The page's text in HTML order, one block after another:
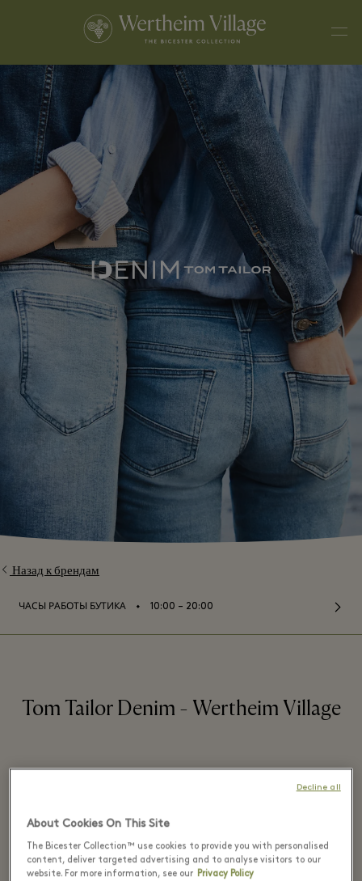
Назад к брендам
ЧАСЫ РАБОТЫ БУТИКА ⬩ 10:00 – 20:00
Tom Tailor Denim - Wertheim Village
РАЗВЕРНУТЬ
About Cookies On This Site
The Bicester Collection™ use cookies to provide you with personalised
content, deliver targeted advertising and to analyse visitors to our
website. For more information, see our Privacy Policy
Decline all